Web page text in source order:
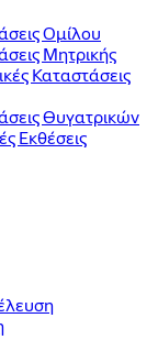
Ομίλου
Μητρικής
Καταστάσεις
Θυγατρικών
Εκθέσεις